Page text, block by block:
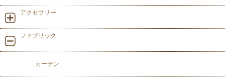
アクセサリー
ファブリック
カーテン